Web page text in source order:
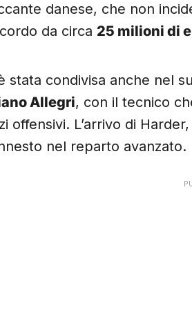
danese, che non
da circa 25 milioni di
stata condivisa anche nel
Allegri, con il tecnico
offensivi. L’arrivo di
nel reparto avanzato.